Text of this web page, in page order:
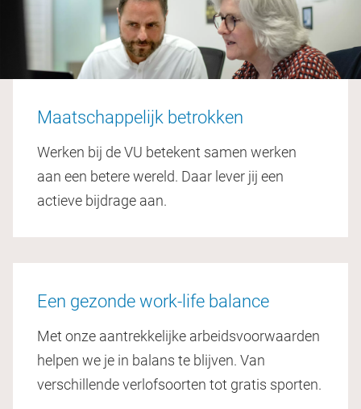
Maatschappelijk betrokken
Werken bij de VU betekent samen werken
aan een betere wereld. Daar lever jij een
actieve bijdrage aan.
Een gezonde work-life balance
Met onze aantrekkelijke arbeidsvoorwaarden
helpen we je in balans te blijven. Van
verschillende verlofsoorten tot gratis sporten.